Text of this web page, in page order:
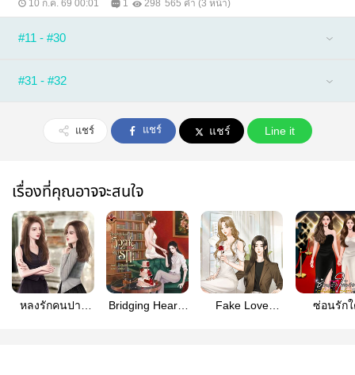
10 ก.ค. 69 00:01 1 298 565 คำ (3 หน้า)
#11 - #30
#31 - #32
แชร์ แชร์ แชร์ Line it
เรื่องที่คุณอาจจะสนใจ
หลงรักคนปาก
Bridging Hearts
Fake Love
ซ่อนรัก